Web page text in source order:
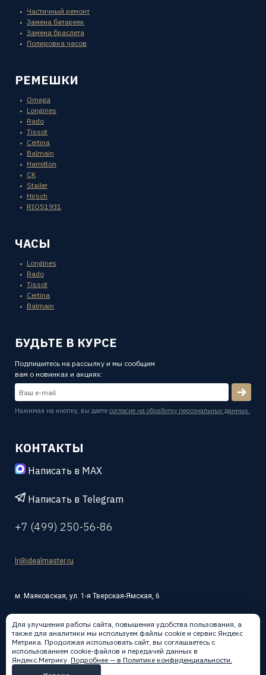
Частичный ремонт
Замена батареек
Замена браслета
Полировка часов
РЕМЕШКИ
Omega
Longines
Rado
Tissot
Certina
Balmain
Hamilton
CK
Stailer
Hirsch
RIOS1931
ЧАСЫ
Longines
Rado
Tissot
Certina
Balmain
БУДЬТЕ В КУРСЕ
Подпишитесь на рассылку и мы сообщим
вам о новинках и акциях:
Нажимая на кнопку, вы даете согласие на обработку персональных данных.
КОНТАКТЫ
Написать в MAX
Написать в Telegram
+7 (499) 250-56-86
lr@idealmaster.ru
м. Маяковская, ул. 1-я Тверская-Ямская, 6
Написать в:
Для улучшения работы сайта, повышения удобства пользования, а
также для аналитики мы используем файлы cookie и сервис Яндекс
Метрика. Продолжая использовать сайт, вы соглашаетесь с
использованием cookie-файлов и передачей данных в
Яндекс.Метрику. Подробнее — в Политике конфиденциальности.